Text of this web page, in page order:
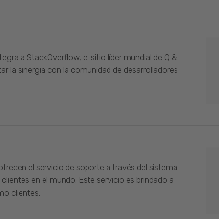
a StackOverflow, el sitio líder mundial de Q &
la sinergia con la comunidad de desarrolladores
el servicio de soporte a través del sistema
en el mundo. Este servicio es brindado a
clientes.